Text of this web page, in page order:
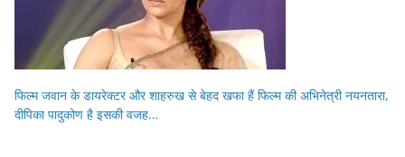
फिल्म जवान के डायरेक्टर और शाहरुख से बेहद खफा हैं फिल्म की अभिनेत्री नयनतारा,
दीपिका पादुकोण है इसकी वजह…